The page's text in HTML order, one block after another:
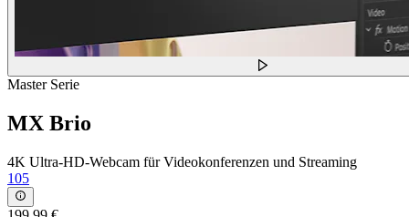
Master Serie
MX Brio
4K Ultra-HD-Webcam für Videokonferenzen und Streaming
105